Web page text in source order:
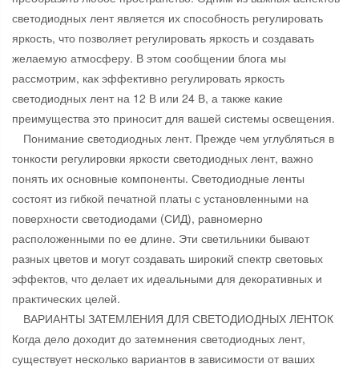
светодиодных лент является их способность регулировать
яркость, что позволяет регулировать яркость и создавать
желаемую атмосферу. В этом сообщении блога мы
рассмотрим, как эффективно регулировать яркость
светодиодных лент на 12 В или 24 В, а также какие
преимущества это приносит для вашей системы освещения.
Понимание светодиодных лент. Прежде чем углубляться в
тонкости регулировки яркости светодиодных лент, важно
понять их основные компоненты. Светодиодные ленты
состоят из гибкой печатной платы с установленными на
поверхности светодиодами (СИД), равномерно
расположенными по ее длине. Эти светильники бывают
разных цветов и могут создавать широкий спектр световых
эффектов, что делает их идеальными для декоративных и
практических целей.
ВАРИАНТЫ ЗАТЕМЛЕНИЯ ДЛЯ СВЕТОДИОДНЫХ ЛЕНТОК
Когда дело доходит до затемнения светодиодных лент,
существует несколько вариантов в зависимости от ваших